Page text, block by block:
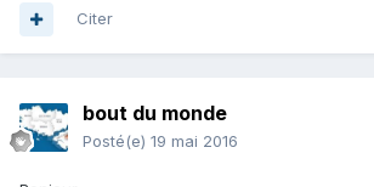
Citer
bout du monde
Posté(e) 19 mai 2016